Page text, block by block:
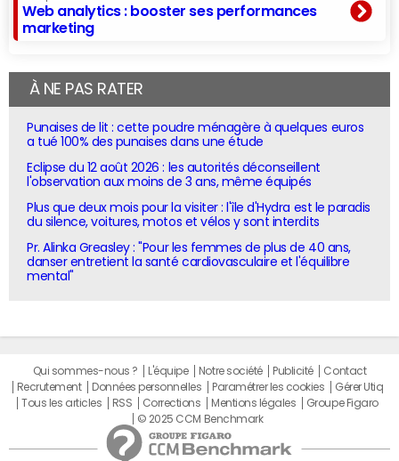
Web analytics : booster ses performances
marketing
À NE PAS RATER
Punaises de lit : cette poudre ménagère à quelques euros
a tué 100% des punaises dans une étude
Eclipse du 12 août 2026 : les autorités déconseillent
l'observation aux moins de 3 ans, même équipés
Plus que deux mois pour la visiter : l'île d'Hydra est le paradis
du silence, voitures, motos et vélos y sont interdits
Pr. Alinka Greasley : "Pour les femmes de plus de 40 ans,
danser entretient la santé cardiovasculaire et l'équilibre
mental"
Qui sommes-nous ? L'équipe Notre société Publicité
Contact
Recrutement
Données personnelles Paramétrer les cookies
Gérer Utiq
Tous les articles
RSS Corrections Mentions légales
Groupe Figaro
© 2025 CCM Benchmark